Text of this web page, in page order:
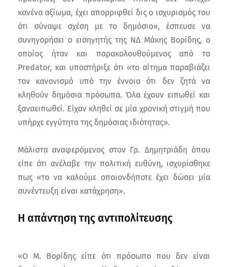
κανένα αξίωμα, έχει απορριφθεί δις ο ισχυρισμός του
ότι σύναψε σχέση με το δημόσιο», έσπευσε να
συνηγορήσει ο εισηγητής της ΝΔ Μάκης Βορίδης, ο
οποίος ήταν και παρακολουθούμενος από το
Predator, και υποστήριξε ότι «το αίτημα παραβιάζει
τον κανονισμό υπό την έννοια ότι δεν ζητά να
κληθούν δημόσια πρόσωπα. Όλα έχουν ειπωθεί και
ξαναειπωθεί. Είχαν κληθεί σε μία χρονική στιγμή που
υπήρχε εγγύτητα της δημόσιας ιδιότητας».
Μάλιστα αναφερόμενος στον Γρ. Δημητριάδη όπου
είπε ότι ανέλαβε την πολιτική ευθύνη, ισχυρίσθηκε
πως «το να καλούμε οποιονδήποτε έχει δώσει μία
συνέντευξη είναι κατάχρηση».
Η απάντηση της αντιπολίτευσης
«Ο Μ. Βορίδης είπε ότι πρόσωπο που δεν είναι